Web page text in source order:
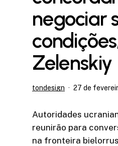
negociar
Zelenskiy
tondesign 27 de
Autoridades
reunirão para
na fronteira